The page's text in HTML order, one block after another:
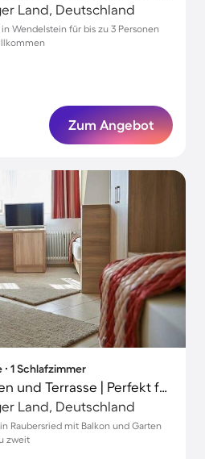
Land, Deutschland
Wendelstein für bis zu 3 Personen
Zum Angebot
1 Schlafzimmer
Apartment mit Garten und Terrasse | Perfekt für die Arbeit von Zuhause
Land, Deutschland
Raubersried mit Balkon und Garten
zweit